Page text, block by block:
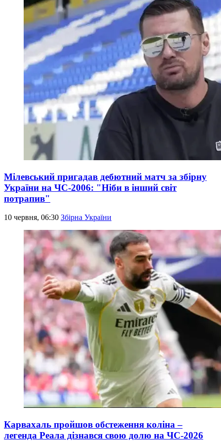
Мілевський пригадав дебютний матч за збірну
України на ЧС-2006: "Ніби в інший світ
потрапив"
10 червня, 06:30 Збірна України
Карвахаль пройшов обстеження коліна –
легенда Реала дізнався свою долю на ЧС-2026